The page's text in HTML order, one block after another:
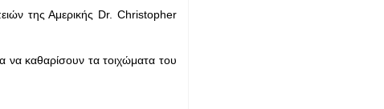
της Αμερικής Dr. Christopher
να καθαρίσουν τα τοιχώματα του